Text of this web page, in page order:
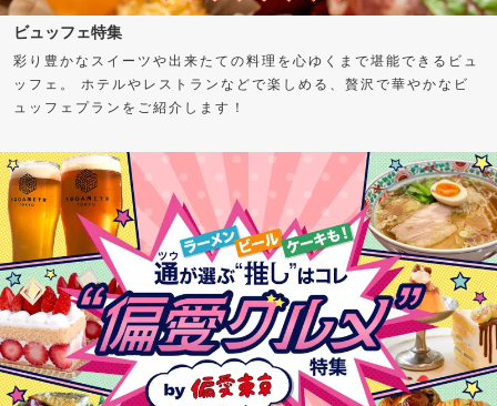
ビュッフェ特集
彩り豊かなスイーツや出来たての料理を心ゆくまで堪能できるビュ
ッフェ。 ホテルやレストランなどで楽しめる、贅沢で華やかなビ
ュッフェプランをご紹介します！